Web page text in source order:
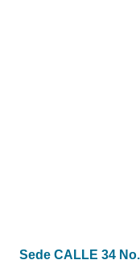
Sede CALLE 34